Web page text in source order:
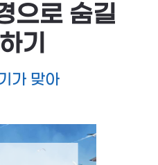
으로 숨길
기
가 맞아